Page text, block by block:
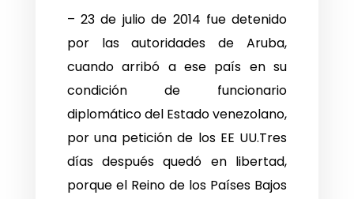
– 23 de julio de 2014 fue detenido
por las autoridades de Aruba,
cuando arribó a ese país en su
condición de funcionario
diplomático del Estado venezolano,
por una petición de los EE UU.Tres
días después quedó en libertad,
porque el Reino de los Países Bajos